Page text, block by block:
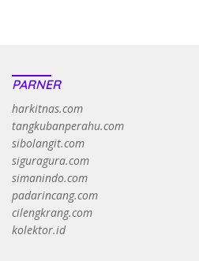
PARNER
harkitnas.com
tangkubanperahu.com
sibolangit.com
siguragura.com
simanindo.com
padarincang.com
cilengkrang.com
kolektor.id